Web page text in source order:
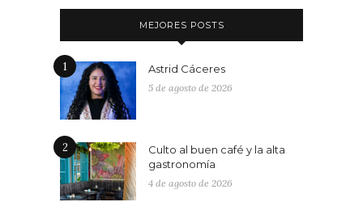
MEJORES POSTS
1 Astrid Cáceres
5 de agosto de 2026
2
Culto al buen café y la alta
gastronomía
4 de agosto de 2026